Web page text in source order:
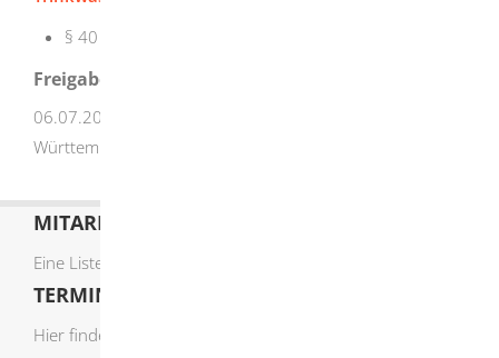
§ 40 Zugelassene Untersuchungsstellen
Freigabevermerk
06.07.2026 Ministerium Ländlicher Raum Baden-
Württemberg
MITARBEITERLISTE
Eine Liste der Mitarbeiter von A-Z finden Sie
TERMIN ONLINE BUCHEN
Hier finden Sie die verfügbaren Sachgebiete zur Online-